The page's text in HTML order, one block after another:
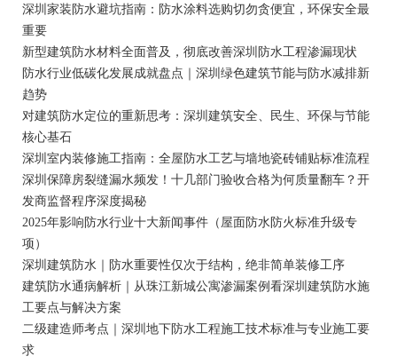
深圳家装防水避坑指南：防水涂料选购切勿贪便宜，环保安全最
重要
新型建筑防水材料全面普及，彻底改善深圳防水工程渗漏现状
防水行业低碳化发展成就盘点｜深圳绿色建筑节能与防水减排新
趋势
对建筑防水定位的重新思考：深圳建筑安全、民生、环保与节能
核心基石
深圳室内装修施工指南：全屋防水工艺与墙地瓷砖铺贴标准流程
深圳保障房裂缝漏水频发！十几部门验收合格为何质量翻车？开
发商监督程序深度揭秘
2025年影响防水行业十大新闻事件（屋面防水防火标准升级专
项）
深圳建筑防水｜防水重要性仅次于结构，绝非简单装修工序
建筑防水通病解析｜从珠江新城公寓渗漏案例看深圳建筑防水施
工要点与解决方案
二级建造师考点｜深圳地下防水工程施工技术标准与专业施工要
求